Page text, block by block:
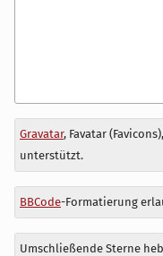
Antwort
zu
Gravatar, Favatar (Favicons),
unterstützt.
BBCode-Formatierung
Umschließende Sterne